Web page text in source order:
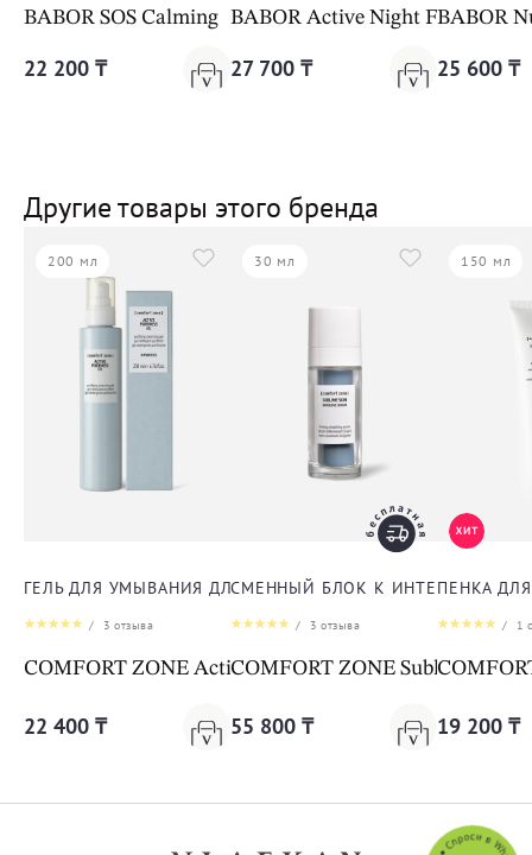
BABOR SOS Calming
22 200 ₸
BABOR Active Night Fluid
27 700 ₸
BABOR
25 600 ₸
Другие товары этого бренда
200 мл
ГЕЛЬ ДЛЯ УМЫВАНИЯ ДЛЯ ЛИЦА
/ 3 отзыва
COMFORT ZONE Active Pureness Gel
22 400 ₸
30 мл
СМЕННЫЙ БЛОК К ИНТЕНСИВНОЙ
/ 3 отзыва
COMFORT ZONE Sublime Skin
55 800 ₸
150 мл
ПЕНКА
/ 1
19 200 ₸